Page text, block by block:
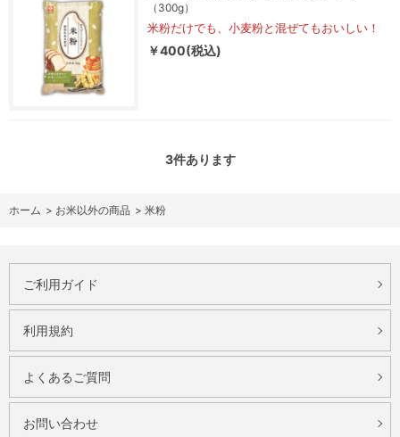
（300g）
米粉だけでも、小麦粉と混ぜてもおいしい！
￥400(税込)
3件あります
ホーム > お米以外の商品 > 米粉
ご利用ガイド
利用規約
よくあるご質問
お問い合わせ